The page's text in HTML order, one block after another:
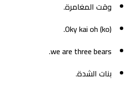
وقت المغامرة.
Oky kai oh (ko).
we are three bears.
بنات الشدة.